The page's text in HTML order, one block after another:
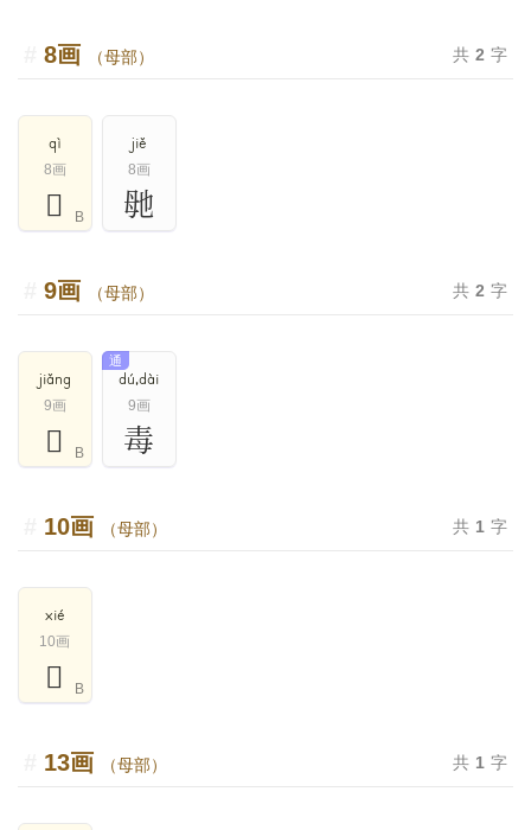
8画 （母部） 共 2 字
qì
8画
𣫱 B
jiě
8画
毑
9画 （母部） 共 2 字
jiǎng
9画
𣫳 B
dú,dài
9画
通
毒
10画 （母部） 共 1 字
xié
10画
𣫴 B
13画 （母部） 共 1 字